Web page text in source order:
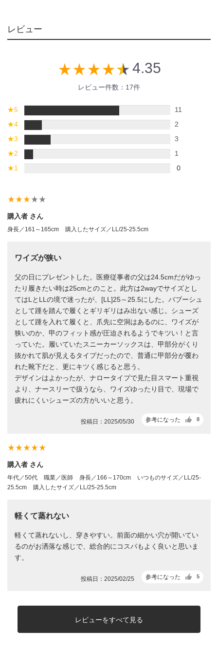
レビュー
star_rate star_rate star_rate star_ratestar_rate 4.35
レビュー件数：17件
★5
11
★4
2
★3
3
★2
1
★1 0
star_ratestar_ratestar_ratestar_rate star_rate
購入者 さん
身長／161～165cm 購入したサイズ／LL/25-25.5cm
ワイズが狭い
父の日にプレゼントした。医療従事者の父は24.5cmだがゆっ
たり履きたい時は25cmとのこと。此方は2wayでサイズとし
てはLとLLの境で迷ったが、[LL]25～25.5にした。バブーシュ
として踵を踏んで履くとギリギリはみ出ない感じ。シューズ
として踵を入れて履くと、爪先に空洞はあるのに、ワイズが
狭いのか、甲のフィット感が圧迫されるようでキツい！と言
っていた。履いていたスニーカーソックスは、甲部分がくり
抜かれて肌が見えるタイプだったので、普通に甲部分が覆わ
れた靴下だと、更にキツく感じると思う。
デザインはよかったが、ナロータイプで見た目スマート重視
より、ナースリーで扱うなら、ワイズゆったり目で、現場で
疲れにくいシューズの方がいいと思う。
参考になった 8
投稿日：2025/05/30
star_ratestar_ratestar_ratestar_ratestar_rate
購入者 さん
年代／50代 職業／医師 身長／166～170cm
いつものサイズ／LL/25-
25.5cm
購入したサイズ／LL/25-25.5cm
軽くて蒸れない
軽くて蒸れないし、穿きやすい。前面の細かい穴が開いてい
るのがお洒落な感じで、総合的にコスパもよく良いと思いま
す。
参考になった 5
投稿日：2025/02/25
レビューをすべて見る